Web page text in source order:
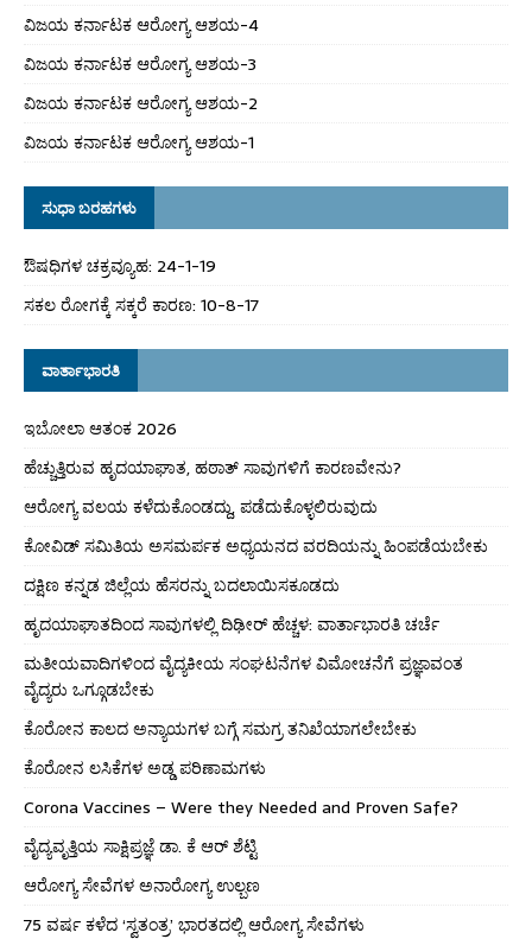
ವಿಜಯ ಕರ್ನಾಟಕ ಆರೋಗ್ಯ ಆಶಯ-4
ವಿಜಯ ಕರ್ನಾಟಕ ಆರೋಗ್ಯ ಆಶಯ-3
ವಿಜಯ ಕರ್ನಾಟಕ ಆರೋಗ್ಯ ಆಶಯ-2
ವಿಜಯ ಕರ್ನಾಟಕ ಆರೋಗ್ಯ ಆಶಯ-1
ಸುಧಾ ಬರಹಗಳು
ಔಷಧಿಗಳ ಚಕ್ರವ್ಯೂಹ: 24-1-19
ಸಕಲ ರೋಗಕ್ಕೆ ಸಕ್ಕರೆ ಕಾರಣ: 10-8-17
ವಾರ್ತಾಭಾರತಿ
ಇಬೋಲಾ ಆತಂಕ 2026
ಹೆಚ್ಚುತ್ತಿರುವ ಹೃದಯಾಘಾತ, ಹಠಾತ್ ಸಾವುಗಳಿಗೆ ಕಾರಣವೇನು?
ಆರೋಗ್ಯ ವಲಯ ಕಳೆದುಕೊಂಡದ್ದು, ಪಡೆದುಕೊಳ್ಳಲಿರುವುದು
ಕೋವಿಡ್ ಸಮಿತಿಯ ಅಸಮರ್ಪಕ ಅಧ್ಯಯನದ ವರದಿಯನ್ನು ಹಿಂಪಡೆಯಬೇಕು
ದಕ್ಷಿಣ ಕನ್ನಡ ಜಿಲ್ಲೆಯ ಹೆಸರನ್ನು ಬದಲಾಯಿಸಕೂಡದು
ಹೃದಯಾಘಾತದಿಂದ ಸಾವುಗಳಲ್ಲಿ ದಿಢೀರ್ ಹೆಚ್ಚಳ: ವಾರ್ತಾಭಾರತಿ ಚರ್ಚೆ
ಮತೀಯವಾದಿಗಳಿಂದ ವೈದ್ಯಕೀಯ ಸಂಘಟನೆಗಳ ವಿಮೋಚನೆಗೆ ಪ್ರಜ್ಞಾವಂತ
ವೈದ್ಯರು ಒಗ್ಗೂಡಬೇಕು
ಕೊರೋನ ಕಾಲದ ಅನ್ಯಾಯಗಳ ಬಗ್ಗೆ ಸಮಗ್ರ ತನಿಖೆಯಾಗಲೇಬೇಕು
ಕೊರೋನ ಲಸಿಕೆಗಳ ಅಡ್ಡ ಪರಿಣಾಮಗಳು
Corona Vaccines – Were they Needed and Proven Safe?
ವೈದ್ಯವೃತ್ತಿಯ ಸಾಕ್ಷಿಪ್ರಜ್ಞೆ ಡಾ. ಕೆ ಆರ್ ಶೆಟ್ಟಿ
ಆರೋಗ್ಯ ಸೇವೆಗಳ ಅನಾರೋಗ್ಯ ಉಲ್ಬಣ
75 ವರ್ಷ ಕಳೆದ ‘ಸ್ವತಂತ್ರ’ ಭಾರತದಲ್ಲಿ ಆರೋಗ್ಯ ಸೇವೆಗಳು